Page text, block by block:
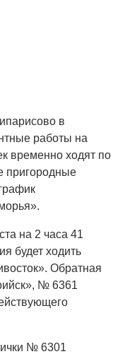
в
работы на
временно ходят по
пригородные
на 2 часа 41
будет ходить
Обратная
№ 6361
№ 6301